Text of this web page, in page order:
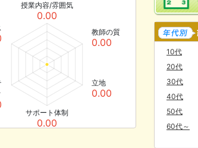
授業内容/雰囲気
0.00
教師の質
0.00
立地
0.00
サポート体制
0.00
10代
20代
30代
40代
50代
60代～